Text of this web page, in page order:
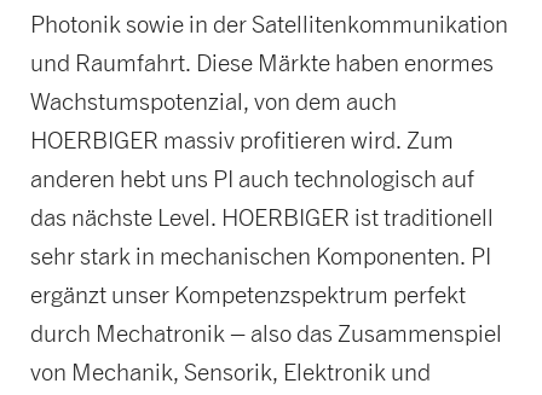
Photonik sowie in der Satellitenkommunikation
und Raumfahrt. Diese Märkte haben enormes
Wachstumspotenzial, von dem auch
HOERBIGER massiv profitieren wird. Zum
anderen hebt uns PI auch technologisch auf
das nächste Level. HOERBIGER ist traditionell
sehr stark in mechanischen Komponenten. PI
ergänzt unser Kompetenzspektrum perfekt
durch Mechatronik – also das Zusammenspiel
von Mechanik, Sensorik, Elektronik und